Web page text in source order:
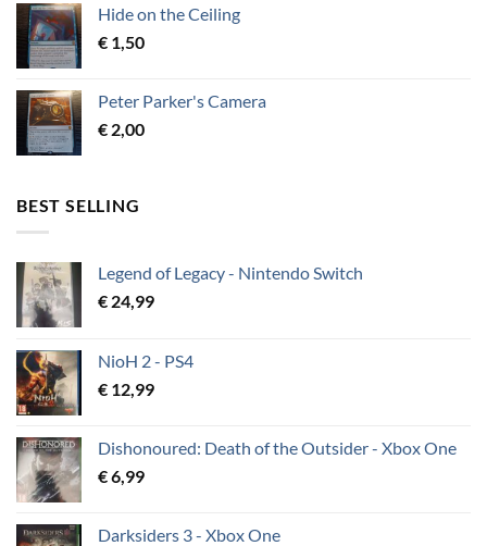
Hide on the Ceiling
€ 1,50
Peter Parker's Camera
€ 2,00
BEST SELLING
Legend of Legacy - Nintendo Switch
€ 24,99
NioH 2 - PS4
€ 12,99
Dishonoured: Death of the Outsider - Xbox One
€6,99
Darksiders 3 - Xbox One